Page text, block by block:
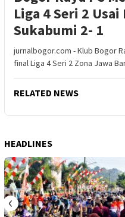
Liga 4 Seri 2
Sukabumi 2- 1
jurnalbogor.com - Klub Bogor
final Liga 4 Seri 2 Zona Jawa
RELATED NEWS
HEADLINES
‹